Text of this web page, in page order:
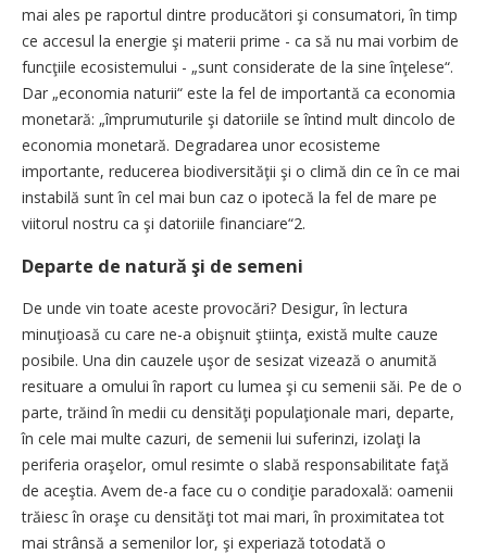
mai ales pe raportul dintre producători şi consumatori, în timp
ce accesul la energie şi materii prime - ca să nu mai vorbim de
funcţiile ecosistemului - „sunt considerate de la sine înţelese“.
Dar „economia naturii“ este la fel de importantă ca economia
monetară: „împrumuturile şi datoriile se întind mult dincolo de
economia monetară. Degradarea unor ecosisteme
importante, reducerea biodiversităţii şi o climă din ce în ce mai
instabilă sunt în cel mai bun caz o ipotecă la fel de mare pe
viitorul nostru ca şi datoriile financiare“2.
Departe de natură şi de semeni
De unde vin toate aceste provocări? Desigur, în lectura
minuţioasă cu care ne-a obişnuit ştiinţa, există multe cauze
posibile. Una din cauzele uşor de sesizat vizează o anumită
resituare a omului în raport cu lumea şi cu semenii săi. Pe de o
parte, trăind în medii cu densităţi populaţionale mari, departe,
în cele mai multe cazuri, de semenii lui suferinzi, izolaţi la
periferia oraşelor, omul resimte o slabă responsabilitate faţă
de aceştia. Avem de-a face cu o condiţie paradoxală: oamenii
trăiesc în oraşe cu densităţi tot mai mari, în proximitatea tot
mai strânsă a semenilor lor, şi experiază totodată o